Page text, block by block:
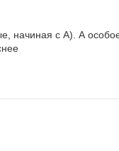
начиная с А). А